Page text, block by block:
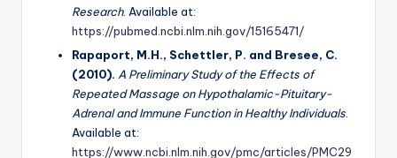
Research. Available at:
https://pubmed.ncbi.nlm.nih.gov/15165471/
Rapaport, M.H., Schettler, P. and Bresee, C.
(2010). A Preliminary Study of the Effects of
Repeated Massage on Hypothalamic-Pituitary-
Adrenal and Immune Function in Healthy Individuals
Available at:
https://www.ncbi.nlm.nih.gov/pmc/articles/PMC29